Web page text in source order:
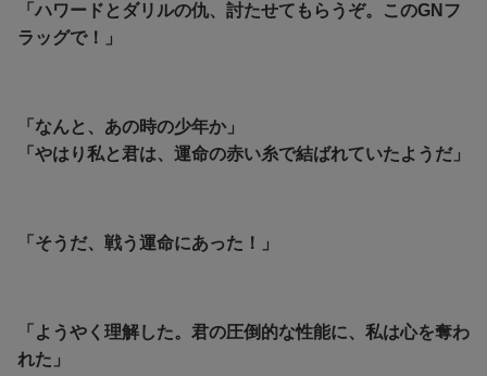
「ハワードとダリルの仇、討たせてもらうぞ。このGNフ
ラッグで！」
「なんと、あの時の少年か」
「やはり私と君は、運命の赤い糸で結ばれていたようだ」
「そうだ、戦う運命にあった！」
「ようやく理解した。君の圧倒的な性能に、私は心を奪わ
れた」